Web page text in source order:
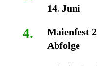
14. Juni
Maienfest
Abfolge